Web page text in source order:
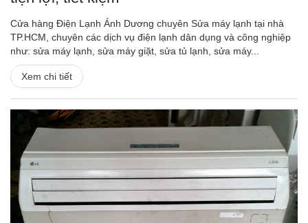
Cửa hàng Điện Lạnh Ánh Dương chuyên Sửa máy lạnh tại nhà
TP.HCM, chuyên các dịch vụ điện lạnh dân dụng và công nghiệp
như: sửa máy lạnh, sửa máy giặt, sửa tủ lạnh, sửa máy...
Xem chi tiết